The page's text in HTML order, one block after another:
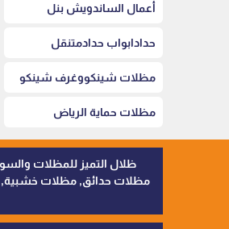
أعمال الساندويش بنل
حدادابواب حدادمتنقل
مظلات شينكووغرف شينكو
مظلات حماية الرياض
مظلات حدائق, مظلات خشبية,